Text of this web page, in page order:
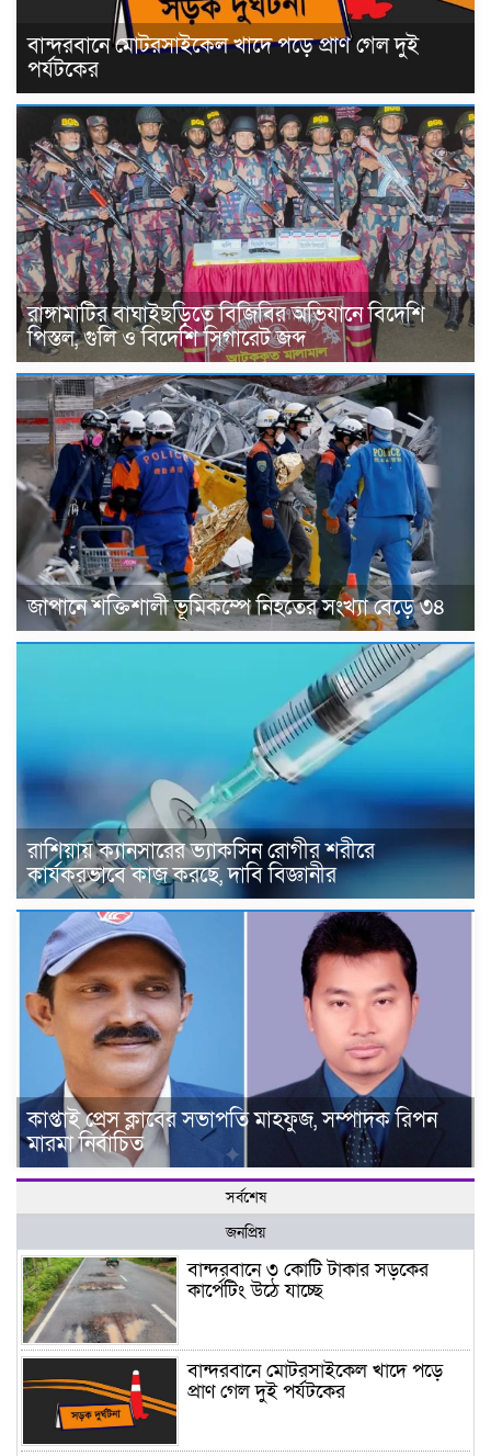
বান্দরবানে মোটরসাইকেল খাদে পড়ে প্রাণ গেল দুই
পর্যটকের
রাঙ্গামাটির বাঘাইছড়িতে বিজিবির অভিযানে বিদেশি
পিস্তল, গুলি ও বিদেশি সিগারেট জব্দ
জাপানে শক্তিশালী ভূমিকম্পে নিহতের সংখ্যা বেড়ে ৩৪
রাশিয়ায় ক্যানসারের ভ্যাকসিন রোগীর শরীরে
কার্যকরভাবে কাজ করছে, দাবি বিজ্ঞানীর
কাপ্তাই প্রেস ক্লাবের সভাপতি মাহফুজ, সম্পাদক রিপন
মারমা নির্বাচিত
সর্বশেষ
জনপ্রিয়
বান্দরবানে ৩ কোটি টাকার সড়কের
কার্পেটিং উঠে যাচ্ছে
বান্দরবানে মোটরসাইকেল খাদে পড়ে
প্রাণ গেল দুই পর্যটকের